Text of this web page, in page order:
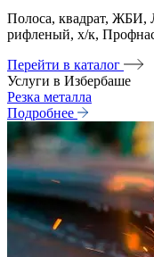
Полоса, квадрат, ЖБИ,
рифленый, х/к,
Перейти в каталог
Услуги в Избербаше
Резка металла
Подробнее